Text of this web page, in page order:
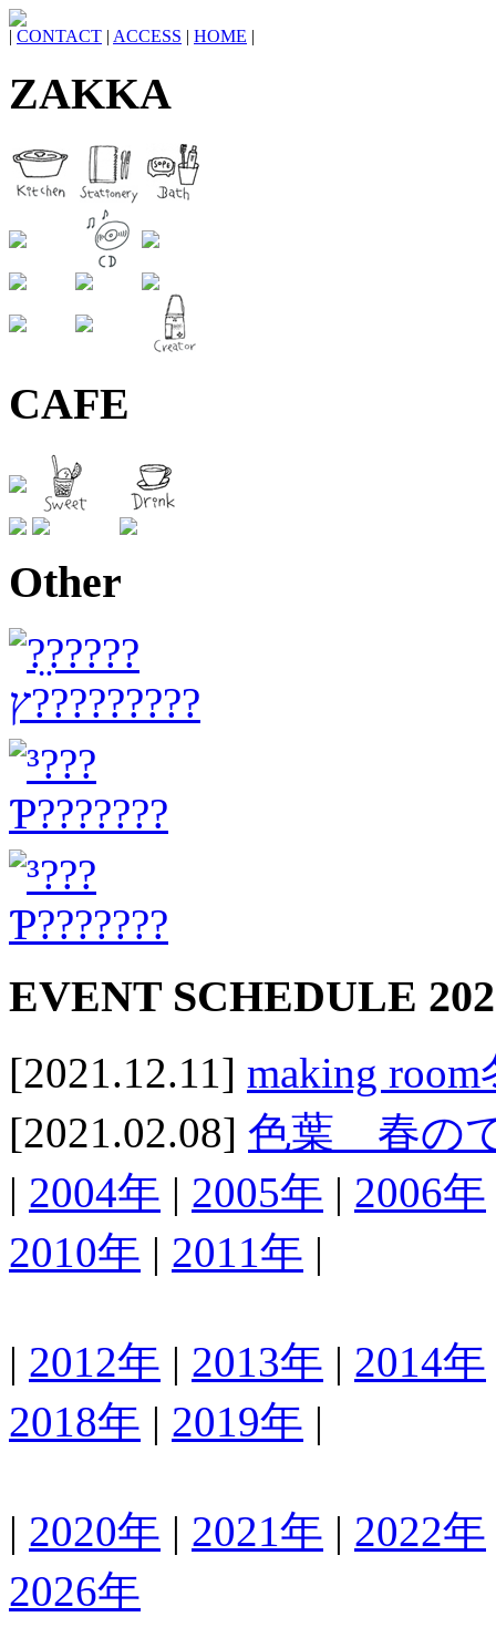
| CONTACT | ACCESS | HOME |
ZAKKA
CAFE
Other
EVENT SCHEDULE
[2021.12.11] making
[2021.02.08] 色葉 春の
| 2004年 | 2005年 | 2006年
2010年 | 2011年 |
| 2012年 | 2013年 | 2014年
2018年 | 2019年 |
| 2020年 | 2021年 | 2022年
2026年